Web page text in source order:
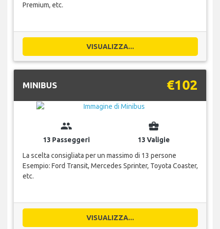
Premium, etc.
VISUALIZZA...
MINIBUS €102
group
13 Passeggeri
business_center
13 Valigie
La scelta consigliata per un massimo di 13 persone
Esempio: Ford Transit, Mercedes Sprinter, Toyota Coaster,
etc.
VISUALIZZA...